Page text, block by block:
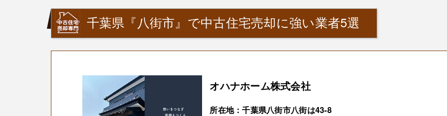
千葉県『八街市』で中古住宅売却に強い業者5選
オハナホーム株式会社
所在地：千葉県八街市八街は43-8